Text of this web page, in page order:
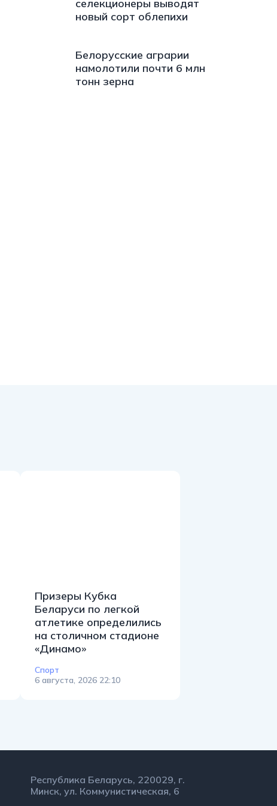
селекционеры выводят
новый сорт облепихи
Белорусские аграрии
намолотили почти 6 млн
тонн зерна
Призеры Кубка
Беларуси по легкой
атлетике определились
на столичном стадионе
«Динамо»
Спорт
6 августа, 2026 22:10
Республика Беларусь, 220029, г.
Минск, ул. Коммунистическая, 6